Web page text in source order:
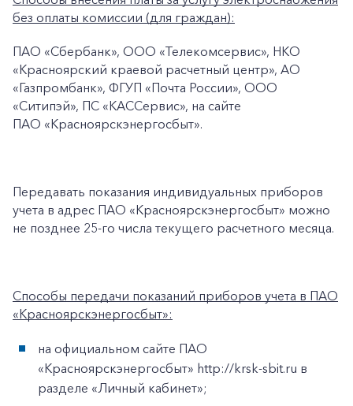
Заказать обратный звонок
Частным клиентам
Корпоративным клиентам
без оплаты комиссии (для граждан):
ПАО «Сбербанк», ООО «Телекомсервис», НКО
«Красноярский краевой расчетный центр», АО
«Газпромбанк», ФГУП «Почта России», ООО
«Ситипэй», ПС «КАССервис», на сайте
ПАО «Красноярскэнергосбыт».
Передавать показания индивидуальных приборов
учета в адрес ПАО «Красноярскэнергосбыт» можно
не позднее 25-го числа текущего расчетного месяца.
Способы передачи показаний приборов учета в ПАО
«Красноярскэнергосбыт»:
на официальном сайте ПАО
«Красноярскэнергосбыт» http://krsk-sbit.ru в
разделе «Личный кабинет»;